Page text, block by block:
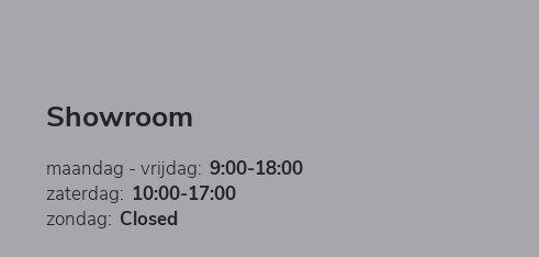
Showroom
maandag - vrijdag: 9:00-18:00
zaterdag: 10:00-17:00
zondag: Closed